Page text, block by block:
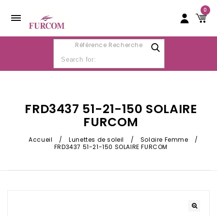
0
Référence Recherche
FRD3437 51-21-150 SOLAIRE
FURCOM
Accueil / Lunettes de soleil / Solaire Femme
/
FRD3437 51-21-150 SOLAIRE FURCOM